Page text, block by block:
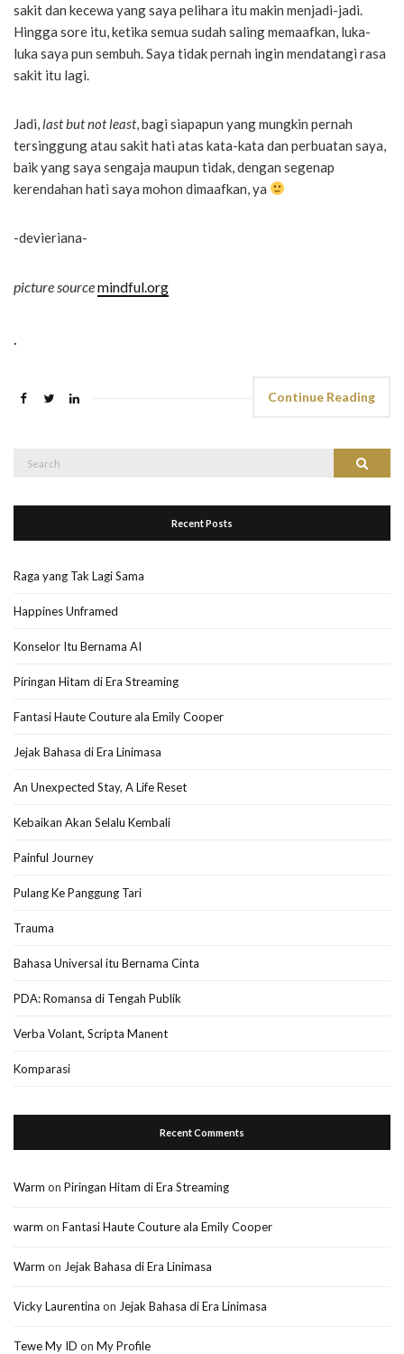
sakit dan kecewa yang saya pelihara itu makin menjadi-jadi.
Hingga sore itu, ketika semua sudah saling memaafkan, luka-
luka saya pun sembuh. Saya tidak pernah ingin mendatangi rasa
sakit itu lagi.
Jadi, last but not least, bagi siapapun yang mungkin pernah
tersinggung atau sakit hati atas kata-kata dan perbuatan saya,
baik yang saya sengaja maupun tidak, dengan segenap
kerendahan hati saya mohon dimaafkan, ya
-devieriana-
picture sourcemindful.org
.
Continue Reading
Search
Recent Posts
Raga yang Tak Lagi Sama
Happines Unframed
Konselor Itu Bernama AI
Piringan Hitam di Era Streaming
Fantasi Haute Couture ala Emily Cooper
Jejak Bahasa di Era Linimasa
An Unexpected Stay, A Life Reset
Kebaikan Akan Selalu Kembali
Painful Journey
Pulang Ke Panggung Tari
Trauma
Bahasa Universal itu Bernama Cinta
PDA: Romansa di Tengah Publik
Verba Volant, Scripta Manent
Komparasi
Recent Comments
Warm on Piringan Hitam di Era Streaming
warm on Fantasi Haute Couture ala Emily Cooper
Warm on Jejak Bahasa di Era Linimasa
Vicky Laurentina on Jejak Bahasa di Era Linimasa
Tewe My ID on My Profile